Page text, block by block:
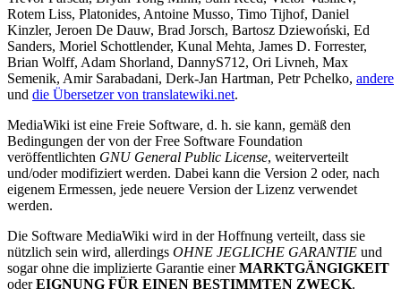
Rotem Liss, Platonides, Antoine Musso, Timo Tijhof, Daniel
Kinzler, Jeroen De Dauw, Brad Jorsch, Bartosz Dziewoński, Ed
Sanders, Moriel Schottlender, Kunal Mehta, James D. Forrester,
Brian Wolff, Adam Shorland, DannyS712, Ori Livneh, Max
Semenik, Amir Sarabadani, Derk-Jan Hartman, Petr Pchelko, andere
und die Übersetzer von translatewiki.net.
MediaWiki ist eine Freie Software, d. h. sie kann, gemäß den
Bedingungen der von der Free Software Foundation
veröffentlichten GNU General Public License, weiterverteilt
und/oder modifiziert werden. Dabei kann die Version 2 oder, nach
eigenem Ermessen, jede neuere Version der Lizenz verwendet
werden.
Die Software MediaWiki wird in der Hoffnung verteilt, dass sie
nützlich sein wird, allerdings OHNE JEGLICHE GARANTIE und
sogar ohne die implizierte Garantie einerMARKTGÄNGIGKEIT
oderEIGNUNG FÜR EINEN BESTIMMTEN ZWECK.